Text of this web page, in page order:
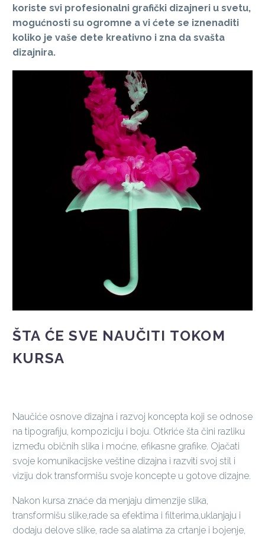
koriste svi profesionalni grafički dizajneri u svetu,
mogućnosti su ogromne a vi ćete se iznenaditi
koliko je vaše dete kreativno i zna da svašta
dizajnira.
ŠTA ĆE SVE NAUČITI TOKOM
KURSA
Naučiće osnove dizajna i razvoj koncepta koji se odnose
na tipografiju, kompoziciju i boju. Otkriće šta čini razliku
između običnih slika i moćne, efikasne grafike. Ojačati
svoje komunikacijske veštine dizajna i razviti svoj stil i
viziju dok transformišu svoje koncepte u gotove dizajne.
Nakon kursa znaće da menjaju dimenzije slika,
transformišu slike,rade sa efektima i filterima,uklanjaju i
dodaju delove slike, rade sa alatima za crtanje i bojenje,